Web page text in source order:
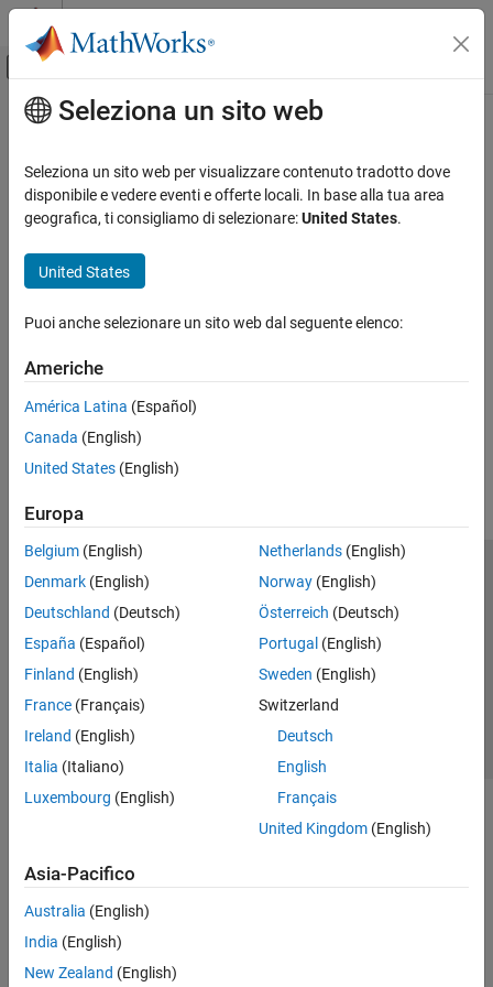
Vai al contenuto
Attiva/disattiva menu di navigazione
Pagina iniziale della documentazione
Contenuto principale
How useful was this information?
Seleziona un sito web
Seleziona un sito web per visualizzare contenuto tradotto dove
disponibile e vedere eventi e offerte locali. In base alla tua area
geografica, ti consigliamo di selezionare:United States.
United States
Puoi anche selezionare un sito web dal seguente elenco:
Americhe
América Latina (Español)
Canada (English)
United States (English)
Europa
Belgium (English)
Denmark (English)
Deutschland (Deutsch)
España (Español)
Finland (English)
France (Français)
Ireland (English)
Italia (Italiano)
Luxembourg (English)
Netherlands(English)
Norway(English)
Österreich (Deutsch)
Portugal (English)
Sweden (English)
Switzerland
Deutsch
English
Français
United Kingdom(English)
Asia-Pacifico
Australia (English)
India (English)
New Zealand (English)
Centro di fiducia
Informativa sulla privacy
Antipirateria
Stato dell'applicazione
Contatti
© 1994-2026 The MathWorks, Inc.